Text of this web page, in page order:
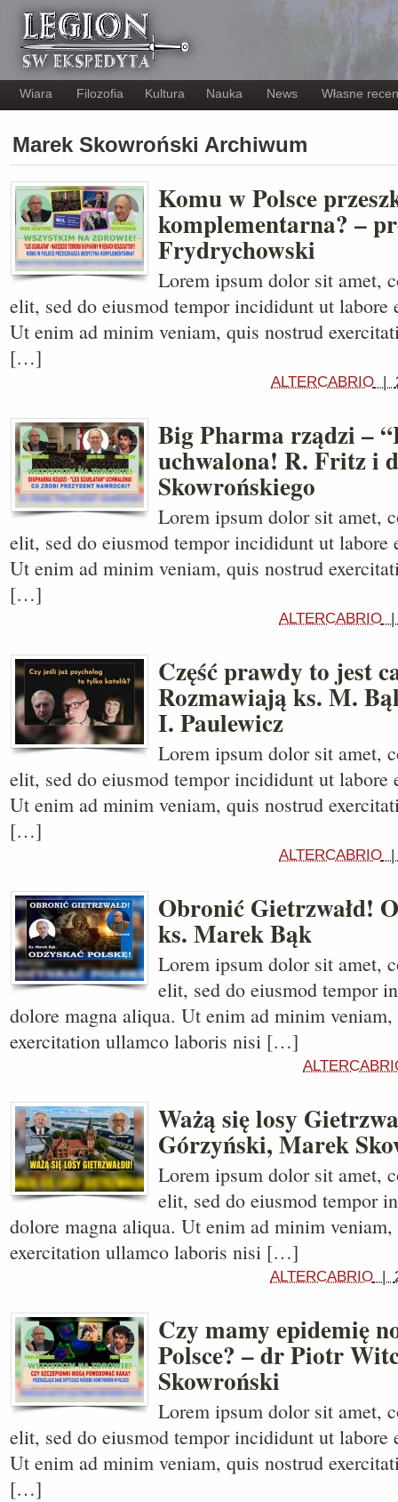
Wiara Filozofia Kultura Nauka News Własne
Marek Skowroński Archiwum
Komu w Polsce
komplementarna? –
Frydrychowski
Lorem ipsum dolor sit amet,
elit, sed do eiusmod tempor incididunt ut labore
Ut enim ad minim veniam, quis nostrud
[…]
ALTERCABRIO |
Big Pharma rządzi –
uchwalona! R. Fritz i
Skowrońskiego
Lorem ipsum dolor sit amet,
elit, sed do eiusmod tempor incididunt ut labore
Ut enim ad minim veniam, quis nostrud
[…]
ALTERCABRIO
Część prawdy to jest
Rozmawiają ks. M.
I. Paulewicz
Lorem ipsum dolor sit amet,
elit, sed do eiusmod tempor incididunt ut labore
Ut enim ad minim veniam, quis nostrud
[…]
ALTERCABRIO
Obronić Gietrzwałd!
ks. Marek Bąk
Lorem ipsum dolor sit amet,
elit, sed do eiusmod tempor
dolore magna aliqua. Ut enim ad minim
exercitation ullamco laboris nisi […]
Ważą się losy
Górzyński, Marek
Lorem ipsum dolor sit amet,
elit, sed do eiusmod tempor
dolore magna aliqua. Ut enim ad minim
exercitation ullamco laboris nisi […]
ALTERCABRIO |
Czy mamy epidemię
Polsce? – dr Piotr
Skowroński
Lorem ipsum dolor sit amet,
elit, sed do eiusmod tempor incididunt ut labore
Ut enim ad minim veniam, quis nostrud
[…]